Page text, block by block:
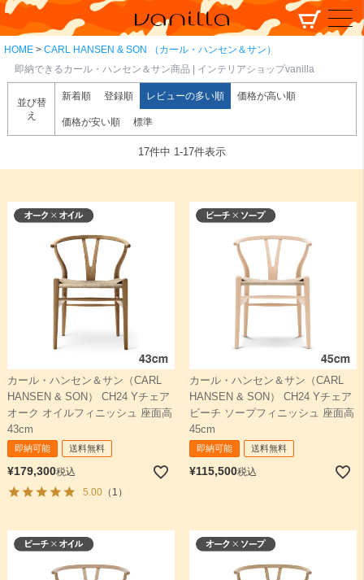
HOME
CARL HANSEN & SON （カール・ハンセン＆サン）
即納できるカール・ハンセン＆サン商品 | インテリアショップvanilla
検索
並び替
え
新着順 登録順 レビューの多い順 価格が高い順
価格が安い順 標準
17件中 1-17件表示
カール・ハンセン＆サン（CARL
HANSEN & SON） CH24 Yチェア
オーク オイルフィニッシュ 座面高
43cm
即納可能 送料無料
¥179,300税込
5.00（1）
カール・ハンセン＆サン（CARL
HANSEN & SON） CH24 Yチェア
ビーチ ソープフィニッシュ 座面高
45cm
即納可能 送料無料
¥115,500税込